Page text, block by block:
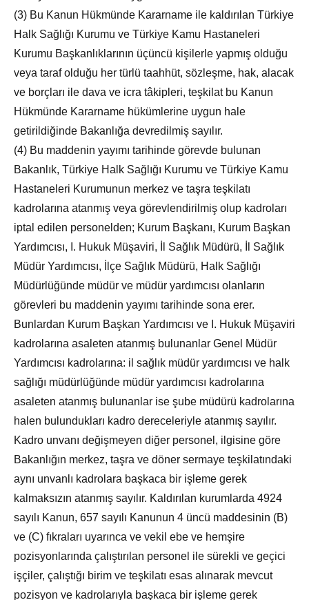
(3) Bu Kanun Hükmünde Kararname ile kaldırılan Türkiye
Halk Sağlığı Kurumu ve Türkiye Kamu Hastaneleri
Kurumu Başkanlıklarının üçüncü kişilerle yapmış olduğu
veya taraf olduğu her türlü taahhüt, sözleşme, hak, alacak
ve borçları ile dava ve icra tâkipleri, teşkilat bu Kanun
Hükmünde Kararname hükümlerine uygun hale
getirildiğinde Bakanlığa devredilmiş sayılır.
(4) Bu maddenin yayımı tarihinde görevde bulunan
Bakanlık, Türkiye Halk Sağlığı Kurumu ve Türkiye Kamu
Hastaneleri Kurumunun merkez ve taşra teşkilatı
kadrolarına atanmış veya görevlendirilmiş olup kadroları
iptal edilen personelden; Kurum Başkanı, Kurum Başkan
Yardımcısı, I. Hukuk Müşaviri, İl Sağlık Müdürü, İl Sağlık
Müdür Yardımcısı, İlçe Sağlık Müdürü, Halk Sağlığı
Müdürlüğünde müdür ve müdür yardımcısı olanların
görevleri bu maddenin yayımı tarihinde sona erer.
Bunlardan Kurum Başkan Yardımcısı ve I. Hukuk Müşaviri
kadrolarına asaleten atanmış bulunanlar Genel Müdür
Yardımcısı kadrolarına: il sağlık müdür yardımcısı ve halk
sağlığı müdürlüğünde müdür yardımcısı kadrolarına
asaleten atanmış bulunanlar ise şube müdürü kadrolarına
halen bulundukları kadro dereceleriyle atanmış sayılır.
Kadro unvanı değişmeyen diğer personel, ilgisine göre
Bakanlığın merkez, taşra ve döner sermaye teşkilatındaki
aynı unvanlı kadrolara başkaca bir işleme gerek
kalmaksızın atanmış sayılır. Kaldırılan kurumlarda 4924
sayılı Kanun, 657 sayılı Kanunun 4 üncü maddesinin (B)
ve (C) fıkraları uyarınca ve vekil ebe ve hemşire
pozisyonlarında çalıştırılan personel ile sürekli ve geçici
işçiler, çalıştığı birim ve teşkilatı esas alınarak mevcut
pozisyon ve kadrolarıyla başkaca bir işleme gerek